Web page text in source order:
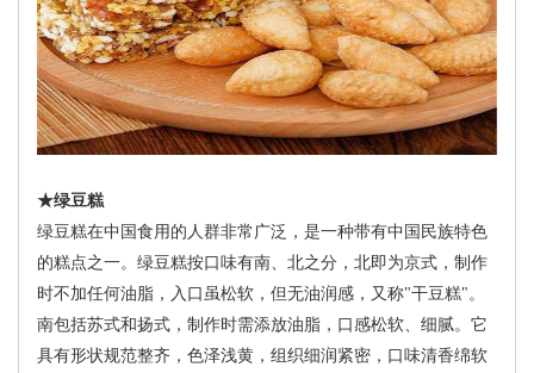
★绿豆糕
绿豆糕在中国食用的人群非常广泛，是一种带有中国民族特色
的糕点之一。绿豆糕按口味有南、北之分，北即为京式，制作
时不加任何油脂，入口虽松软，但无油润感，又称"干豆糕"。
南包括苏式和扬式，制作时需添放油脂，口感松软、细腻。它
具有形状规范整齐，色泽浅黄，组织细润紧密，口味清香绵软